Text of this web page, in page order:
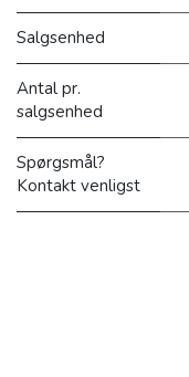
Salgsenhed
Antal pr.
salgsenhed
Spørgsmål?
Kontakt venligst